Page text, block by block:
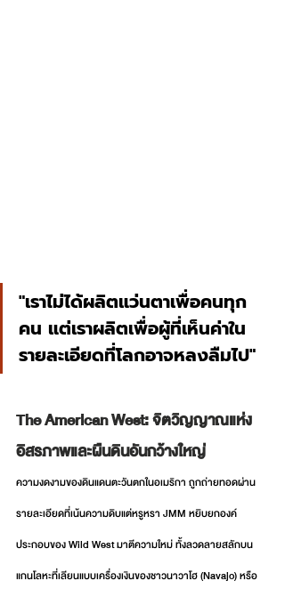
"เราไม่ได้ผลิตแว่นตาเพื่อคนทุก
คน แต่เราผลิตเพื่อผู้ที่เห็นค่าใน
รายละเอียดที่โลกอาจหลงลืมไป"
The American West: จิตวิญญาณแห่ง
อิสรภาพและผืนดินอันกว้างใหญ่
ความงดงามของดินแดนตะวันตกในอเมริกา ถูกถ่ายทอดผ่าน
รายละเอียดที่เน้นความดิบแต่หรูหรา JMM หยิบยกองค์
ประกอบของ Wild West มาตีความใหม่ ทั้งลวดลายสลักบน
แกนโลหะที่เลียนแบบเครื่องเงินของชาวนาวาโฮ (Navajo) หรือ